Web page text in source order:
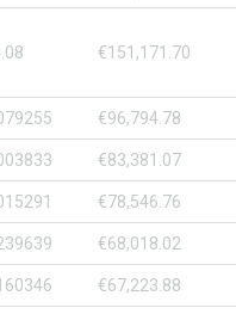
€151,171.70
€96,794.78
€83,381.07
€78,546.76
€68,018.02
€67,223.88